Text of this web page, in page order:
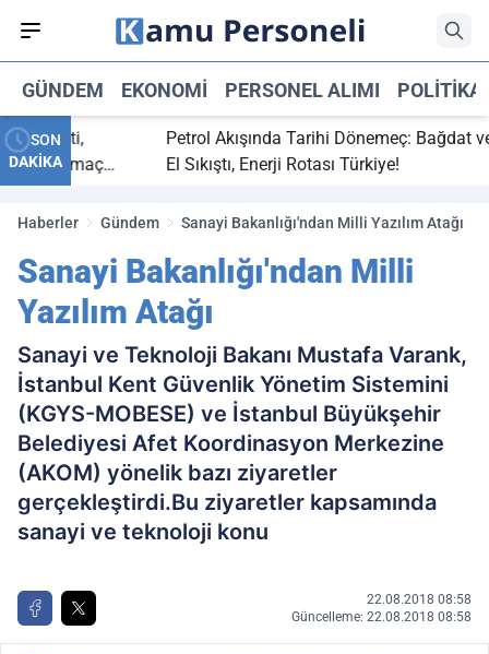
GÜNDEM EKONOMI PERSONEL ALIMI POLITIKA
SON
DAKİKA
bitti,
maç
Petrol Akışında Tarihi Dönemeç: Bağdat ve
El Sıkıştı, Enerji Rotası Türkiye!
Haberler Gündem Sanayi Bakanlığı'ndan Milli Yazılım Atağı
Sanayi Bakanlığı'ndan Milli
Yazılım Atağı
Sanayi ve Teknoloji Bakanı Mustafa Varank,
İstanbul Kent Güvenlik Yönetim Sistemini
(KGYS-MOBESE) ve İstanbul Büyükşehir
Belediyesi Afet Koordinasyon Merkezine
(AKOM) yönelik bazı ziyaretler
gerçekleştirdi.Bu ziyaretler kapsamında
sanayi ve teknoloji konu
22.08.2018 08:58
Güncelleme: 22.08.2018 08:58